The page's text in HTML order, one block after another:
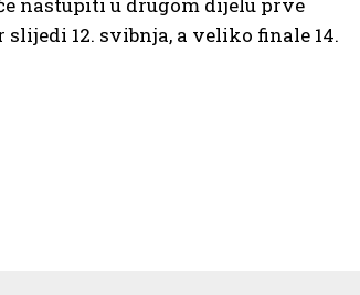
12. svibnja, a veliko finale 14.